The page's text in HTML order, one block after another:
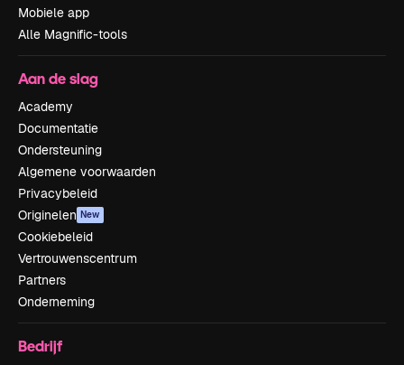
Mobiele app
Alle Magnific-tools
Aan de slag
Academy
Documentatie
Ondersteuning
Algemene voorwaarden
Privacybeleid
Originelen New
Cookiebeleid
Vertrouwenscentrum
Partners
Onderneming
Bedrijf